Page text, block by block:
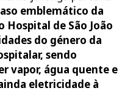
emblemático da
Hospital de São João
do género da
sendo
vapor, água quente e
eletricidade à